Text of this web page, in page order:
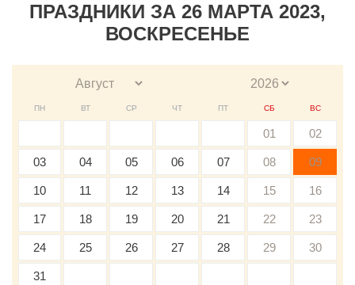
ПРАЗДНИКИ ЗА 26 МАРТА 2023,
ВОСКРЕСЕНЬЕ
ПН ВТ СР ЧТ ПТ СБ ВС
01 02
03 04 05 06 07 08 09
10 11 12 13 14 15 16
17 18 19 20 21 22 23
24 25 26 27 28 29 30
31